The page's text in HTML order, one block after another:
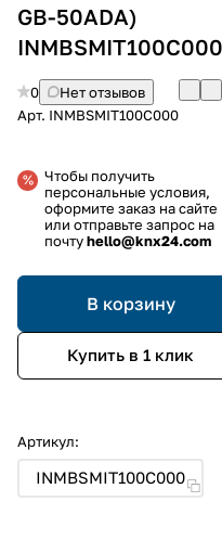
GB-50ADA)
INMBSMIT100C000
0
Нет отзывов
Арт. INMBSMIT100C000
Чтобы получить
персональные условия,
оформите заказ на сайте
или отправьте запрос на
почтуhello@knx24.com
В корзину
Купить в 1 клик
Артикул:
INMBSMIT100C000